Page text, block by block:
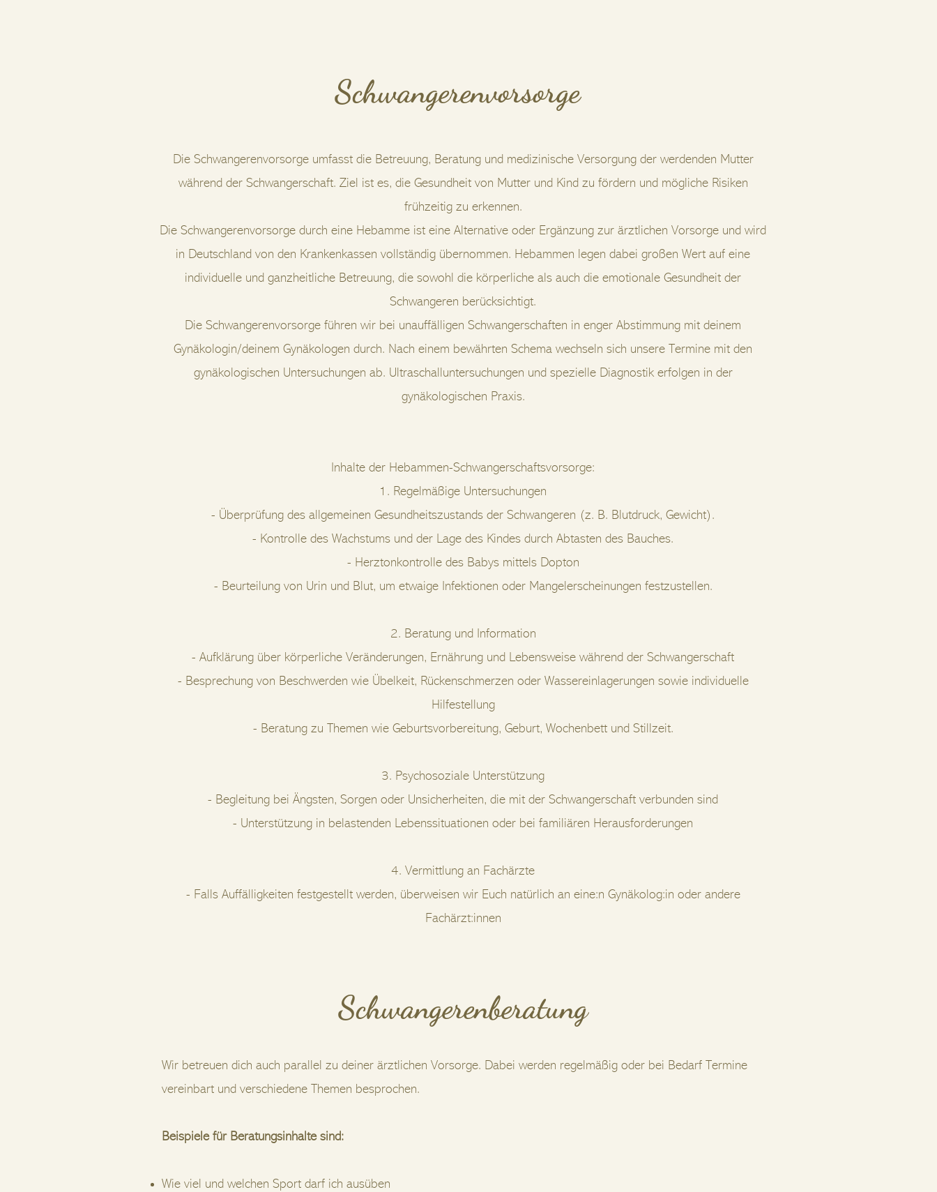
Schwangerenvorsorge
Die Schwangerenvorsorge umfasst die Betreuung, Beratung und medizinische Versorgung der werdenden Mutter
während der Schwangerschaft. Ziel ist es, die Gesundheit von Mutter und Kind zu fördern und mögliche Risiken
frühzeitig zu erkennen.
Die Schwangerenvorsorge durch eine Hebamme ist eine Alternative oder Ergänzung zur ärztlichen Vorsorge und wird
in Deutschland von den Krankenkassen vollständig übernommen. Hebammen legen dabei großen Wert auf eine
individuelle und ganzheitliche Betreuung, die sowohl die körperliche als auch die emotionale Gesundheit der
Schwangeren berücksichtigt.
Die Schwangerenvorsorge führen wir bei unauffälligen Schwangerschaften in enger Abstimmung mit deinem
Gynäkologin/deinem Gynäkologen durch. Nach einem bewährten Schema wechseln sich unsere Termine mit den
gynäkologischen Untersuchungen ab. Ultraschalluntersuchungen und spezielle Diagnostik erfolgen in der
gynäkologischen Praxis.
Inhalte der Hebammen-Schwangerschaftsvorsorge:
1. Regelmäßige Untersuchungen
- Überprüfung des allgemeinen Gesundheitszustands der Schwangeren (z. B. Blutdruck, Gewicht).
- Kontrolle des Wachstums und der Lage des Kindes durch Abtasten des Bauches.
- Herztonkontrolle des Babys mittels Dopton
- Beurteilung von Urin und Blut, um etwaige Infektionen oder Mangelerscheinungen festzustellen.
2. Beratung und Information
- Aufklärung über körperliche Veränderungen, Ernährung und Lebensweise während der Schwangerschaft
- Besprechung von Beschwerden wie Übelkeit, Rückenschmerzen oder Wassereinlagerungen sowie individuelle
Hilfestellung
- Beratung zu Themen wie Geburtsvorbereitung, Geburt, Wochenbett und Stillzeit.
3. Psychosoziale Unterstützung
- Begleitung bei Ängsten, Sorgen oder Unsicherheiten, die mit der Schwangerschaft verbunden sind
- Unterstützung in belastenden Lebenssituationen oder bei familiären Herausforderungen
4. Vermittlung an Fachärzte
- Falls Auffälligkeiten festgestellt werden, überweisen wir Euch natürlich an eine:n Gynäkolog:in oder andere
Fachärzt:innen
Schwangerenberatung
Wir betreuen dich auch parallel zu deiner ärztlichen Vorsorge. Dabei werden regelmäßig oder bei Bedarf Termine
vereinbart und verschiedene Themen besprochen.
Beispiele für Beratungsinhalte sind:
Wie viel und welchen Sport darf ich ausüben